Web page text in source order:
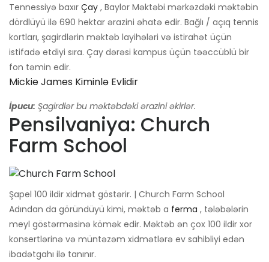
Tennessiyə baxır Çay , Baylor Məktəbi mərkəzdəki məktəbin
dördlüyü ilə 690 hektar ərazini əhatə edir. Bağlı / açıq tennis
kortları, şagirdlərin məktəb layihələri və istirahət üçün
istifadə etdiyi sıra. Çay dərəsi kampus üçün təəccüblü bir
fon təmin edir.
Mickie James Kiminlə Evlidir
İpucu: Şagirdlər bu məktəbdəki ərazini əkirlər.
Pensilvaniya: Church
Farm School
Şapel 100 ildir xidmət göstərir. | Church Farm School
Adından da göründüyü kimi, məktəb a ferma , tələbələrin
meyl göstərməsinə kömək edir. Məktəb ən çox 100 ildir xor
konsertlərinə və müntəzəm xidmətlərə ev sahibliyi edən
ibadətgahı ilə tanınır.